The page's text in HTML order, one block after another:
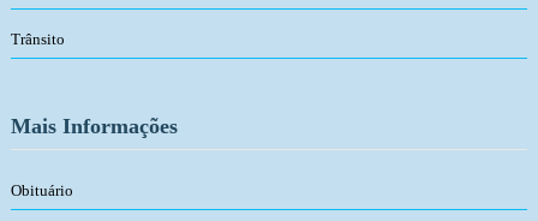
Trânsito
Mais Informações
Obituário